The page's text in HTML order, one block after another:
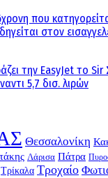
που
στον
την EasyJet το Sir
5,7 δισ. λιρών
Θεσσαλονίκη
Λάρισα Πάτρα
Τρίκαλα Τροχαίο